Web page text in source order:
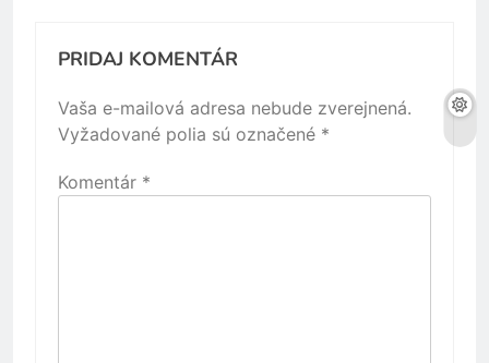
PRIDAJ KOMENTÁR
Vaša e-mailová adresa nebude zverejnená.
Vyžadované polia sú označené *
Komentár *